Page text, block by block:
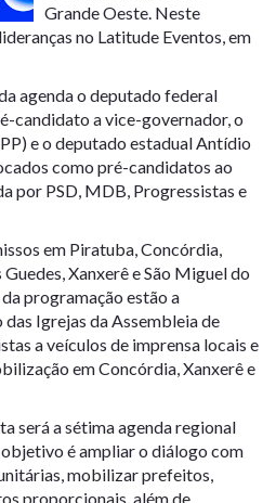
Grande Oeste. Neste
no Latitude Eventos, em
agenda o deputado federal
candidato a vice-governador, o
e o deputado estadual Antídio
como pré-candidatos ao
por PSD, MDB, Progressistas e
em Piratuba, Concórdia,
Xanxerê e São Miguel do
programação estão a
Igrejas da Assembleia de
a veículos de imprensa locais e
em Concórdia, Xanxerê e
será a sétima agenda regional
é ampliar o diálogo com
mobilizar prefeitos,
proporcionais, além de